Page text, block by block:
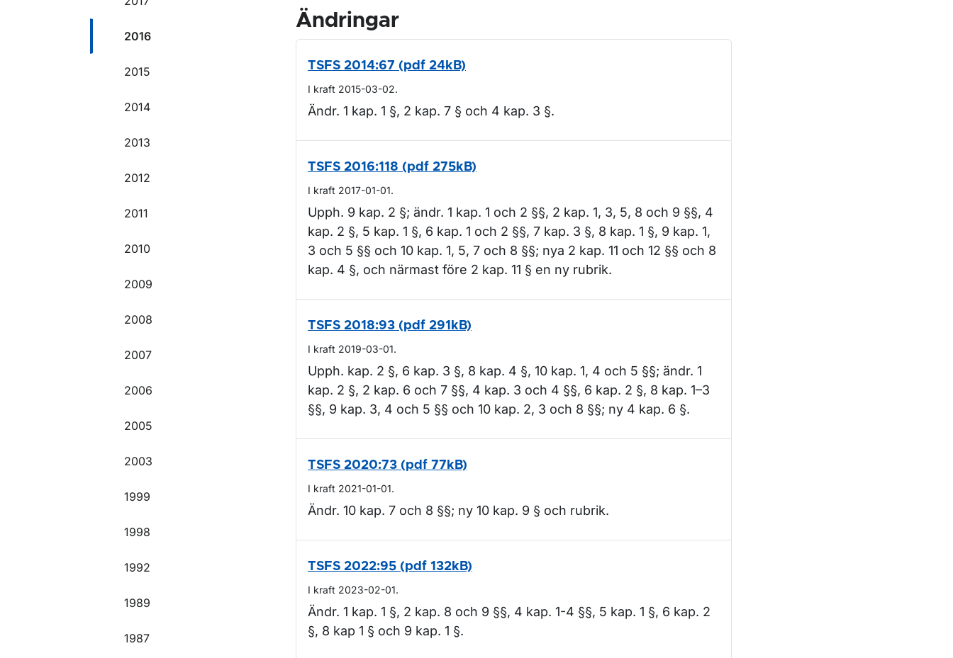
2016
2015
2014
2013
2012
2011
2010
2009
2008
2007
2006
2005
2003
1999
1998
1992
1989
1987
Ändringar
TSFS 2014:67 (pdf 24kB)
I kraft 2015-03-02.
Ändr. 1 kap. 1 §, 2 kap. 7 § och 4 kap. 3 §.
TSFS 2016:118 (pdf 275kB)
I kraft 2017-01-01.
Upph. 9 kap. 2 §; ändr. 1 kap. 1 och 2 §§, 2 kap. 1, 3, 5, 8 och 9 §§, 4
kap. 2 §, 5 kap. 1 §, 6 kap. 1 och 2 §§, 7 kap. 3 §, 8 kap. 1 §, 9 kap. 1,
3 och 5 §§ och 10 kap. 1, 5, 7 och 8 §§; nya 2 kap. 11 och 12 §§ och 8
kap. 4 §, och närmast före 2 kap. 11 § en ny rubrik.
TSFS 2018:93 (pdf 291kB)
I kraft 2019-03-01.
Upph. kap. 2 §, 6 kap. 3 §, 8 kap. 4 §, 10 kap. 1, 4 och 5 §§; ändr. 1
kap. 2 §, 2 kap. 6 och 7 §§, 4 kap. 3 och 4 §§, 6 kap. 2 §, 8 kap. 1–3
§§, 9 kap. 3, 4 och 5 §§ och 10 kap. 2, 3 och 8 §§; ny 4 kap. 6 §.
TSFS 2020:73 (pdf 77kB)
I kraft 2021-01-01.
Ändr. 10 kap. 7 och 8 §§; ny 10 kap. 9 § och rubrik.
TSFS 2022:95 (pdf 132kB)
I kraft 2023-02-01.
Ändr. 1 kap. 1 §, 2 kap. 8 och 9 §§, 4 kap. 1-4 §§, 5 kap. 1 §, 6 kap. 2
§, 8 kap 1 § och 9 kap. 1 §.